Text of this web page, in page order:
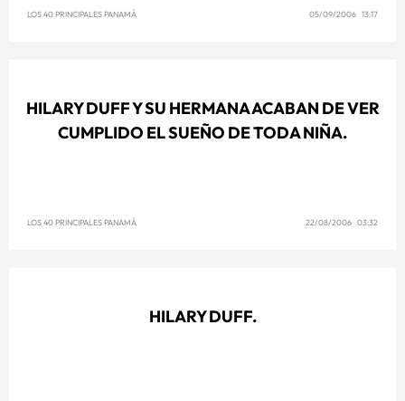
LOS 40 PRINCIPALES PANAMÁ 05/09/2006 13:17
HILARY DUFF Y SU HERMANA ACABAN DE VER
CUMPLIDO EL SUEÑO DE TODA NIÑA.
LOS 40 PRINCIPALES PANAMÁ 22/08/2006 03:32
HILARY DUFF.